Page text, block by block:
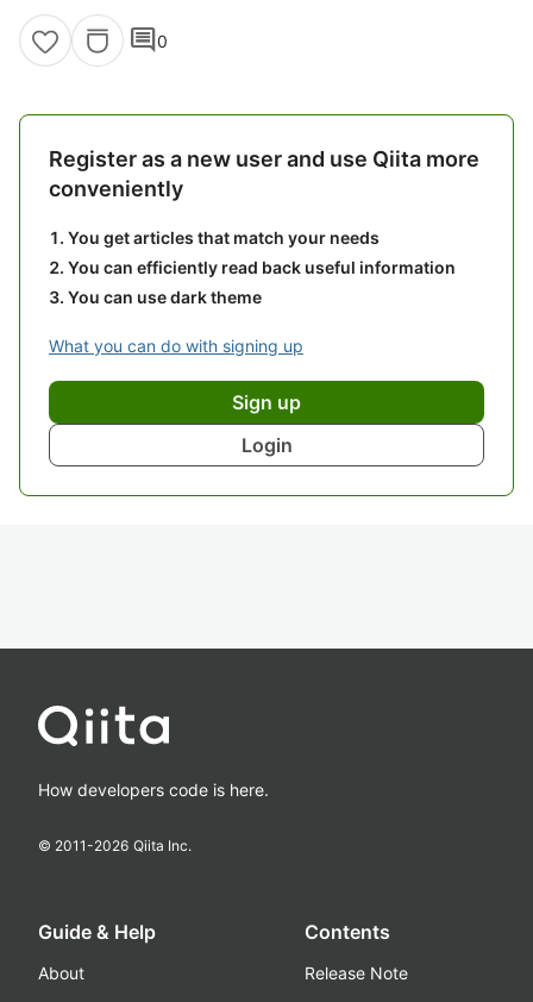
comment0
Register as a new user and use Qiita more
conveniently
You get articles that match your needs
You can efficiently read back useful information
You can use dark theme
What you can do with signing up
Sign up
Login
How developers code is here.
© 2011-2026 Qiita Inc.
Guide & Help
About
Contents
Release Note